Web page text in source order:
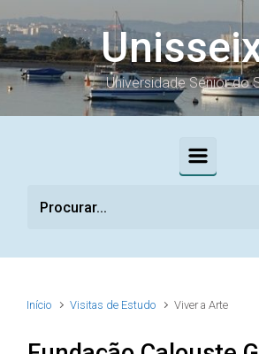
Skip to main content
Universidade Sénior do
Início Visitas de Estudo Viver a Arte